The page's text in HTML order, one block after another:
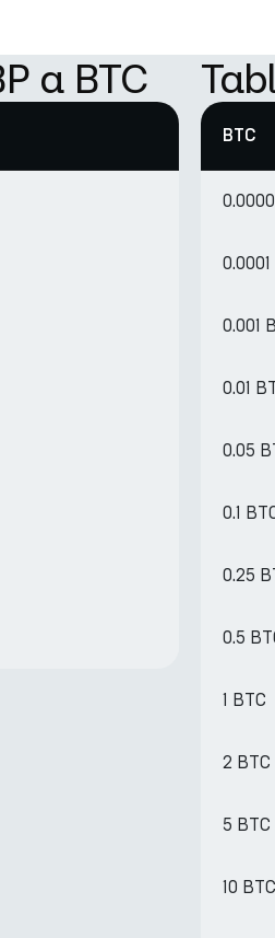
a BTC
BTC
0.001
0.01
0.05
0.1
0.25
0.5
1 BTC
2 BTC
5 BTC
10 BTC